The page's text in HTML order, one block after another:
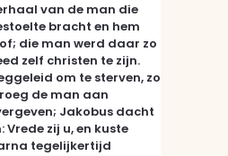
van de man die
bracht en hem
die man werd daar zo
zelf christen te zijn.
om te sterven, zo
de man aan
Jakobus dacht
Vrede zij u, en kuste
tegelijkertijd